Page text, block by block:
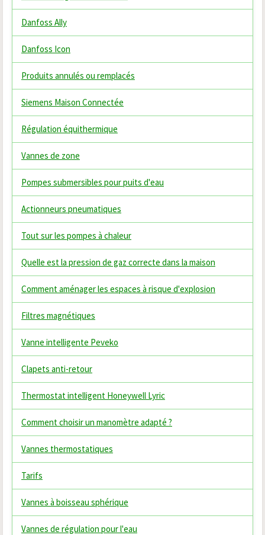
Danfoss Ally
Danfoss Icon
Produits annulés ou remplacés
Siemens Maison Connectée
Régulation équithermique
Vannes de zone
Pompes submersibles pour puits d'eau
Actionneurs pneumatiques
Tout sur les pompes à chaleur
Quelle est la pression de gaz correcte dans la maison
Comment aménager les espaces à risque d'explosion
Filtres magnétiques
Vanne intelligente Peveko
Clapets anti-retour
Thermostat intelligent Honeywell Lyric
Comment choisir un manomètre adapté ?
Vannes thermostatiques
Tarifs
Vannes à boisseau sphérique
Vannes de régulation pour l'eau